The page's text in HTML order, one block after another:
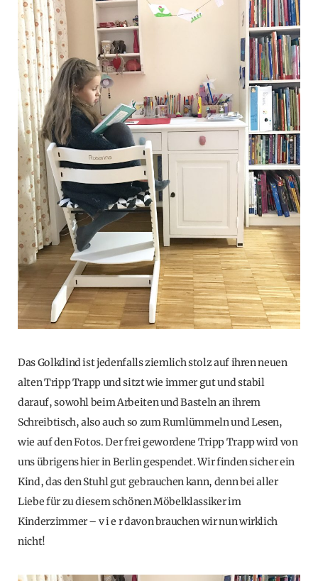
Das Golkdind ist jedenfalls ziemlich stolz auf ihren neuen
alten Tripp Trapp und sitzt wie immer gut und stabil
darauf, sowohl beim Arbeiten und Basteln an ihrem
Schreibtisch, also auch so zum Rumlümmeln und Lesen,
wie auf den Fotos. Der frei gewordene Tripp Trapp wird von
uns übrigens hier in Berlin gespendet. Wir finden sicher ein
Kind, das den Stuhl gut gebrauchen kann, denn bei aller
Liebe für zu diesem schönen Möbelklassiker im
Kinderzimmer – v i e r davon brauchen wir nun wirklich
nicht!